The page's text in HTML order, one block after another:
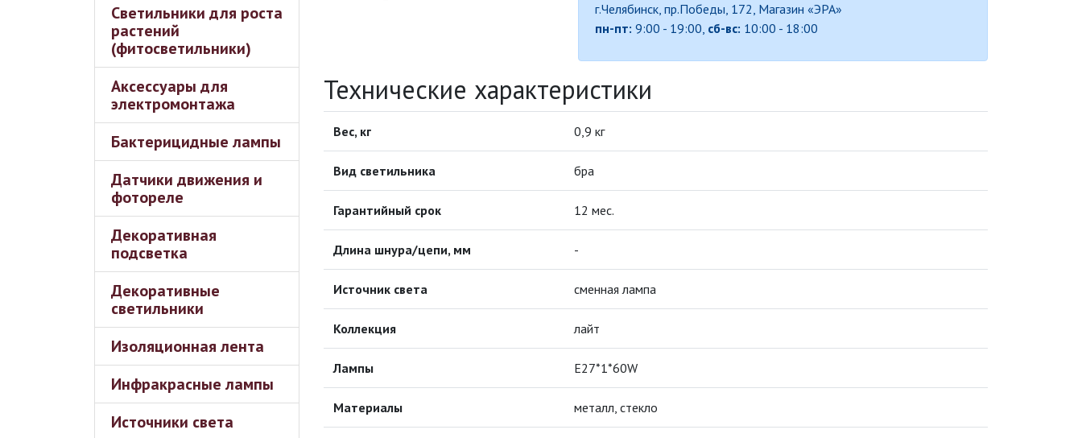
Светильники для роста
растений
(фитосветильники)
Аксессуары для
электромонтажа
Бактерицидные лампы
Датчики движения и
фотореле
Декоративная
подсветка
Декоративные
светильники
Изоляционная лента
Инфракрасные лампы
Источники света
г.Челябинск, пр.Победы, 172, Магазин «ЭРА»
пн-пт: 9:00 - 19:00, сб-вс: 10:00 - 18:00
Технические характеристики
Вес, кг 0,9 кг
Вид светильника бра
Гарантийный срок 12 мес.
Длина шнура/цепи, мм -
Источник света сменная лампа
Коллекция лайт
Лампы Е27*1*60W
Материалы металл, стекло